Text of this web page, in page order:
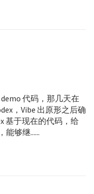
代码，那几天在
，Vibe 出原形之后确
基于现在的代码，给
能够继......